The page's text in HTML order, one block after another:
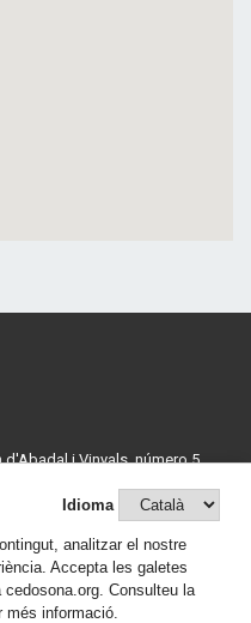
i Vinyals, número 5,
Idioma
analitzar el nostre
Accepta les galetes
Consulteu la
informació.